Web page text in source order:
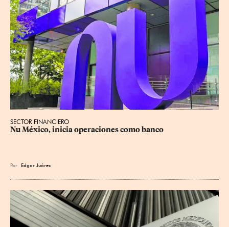
SECTOR FINANCIERO
Nu México, inicia operaciones como banco
Por Edgar Juárez